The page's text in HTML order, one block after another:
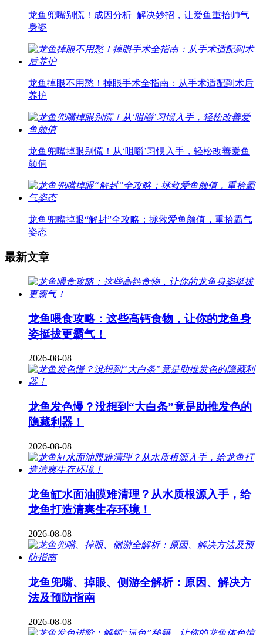
龙鱼兜嘴别慌！成因分析+解决妙招，让爱鱼重拾帅气
身姿
龙鱼掉眼不用愁！掉眼手术全指南：从手术适配到术后
养护
龙鱼兜嘴掉眼别慌！从‘咀嚼’习惯入手，轻松改善爱鱼
颜值
龙鱼兜嘴掉眼“解封”全攻略：拯救爱鱼颜值，重拾霸气
姿态
最新文章
龙鱼喂食攻略：这些高钙食物，让你的龙鱼身
姿挺拔更霸气！
2026-08-08
龙鱼发色慢？没想到“大白条”竟是助推发色的
隐藏利器！
2026-08-08
龙鱼缸水面油膜难清理？从水质根源入手，给
龙鱼打造清爽生存环境！
2026-08-08
龙鱼兜嘴、掉眼、侧游全解析：原因、解决方
法及预防指南
2026-08-08